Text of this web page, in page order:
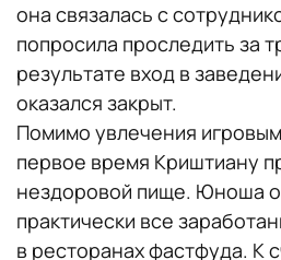
она связалась с
попросила проследить за
результате вход в
оказался закрыт.
Помимо увлечения
первое время Криштиану
нездоровой пище. Юноша
практически все
в ресторанах фастфуда. К